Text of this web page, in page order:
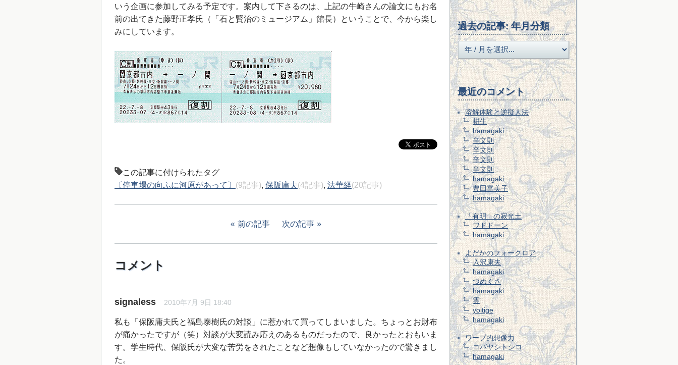
いう企画に参加してみる予定です。案内して下さるのは、上記の牛崎さんの論文にもお名
前の出てきた藤野正孝氏（「石と賢治のミュージアム」館長）ということで、今から楽し
みにしています。
この記事に付けられたタグ
〔停車場の向ふに河原があって〕 (9記事), 保阪庸夫(4記事), 法華経(20記事)
前の記事 次の記事
コメント
signaless 2010年7月 9日 18:40
私も「保阪庸夫氏と福島泰樹氏の対談」に惹かれて買ってしまいました。ちょっとお財布
が痛かったですが（笑）対談が大変読み応えのあるものだったので、良かったとおもいま
す。学生時代、保阪氏が大変な苦労をされたことなど想像もしていなかったので驚きまし
た。
過去の記事: 年月分類
最近のコメント
溶解体験と逆擬人法
耕生
hamagaki
辛文則
辛文則
辛文則
辛文則
hamagaki
豊田富美子
hamagaki
「有明」の寂光土
ワドドーン
hamagaki
よだかのフォークロア
入沢康夫
hamagaki
つめくさ
hamagaki
雲
yoitige
hamagaki
ワープ的想像力
コバヤシトシコ
hamagaki